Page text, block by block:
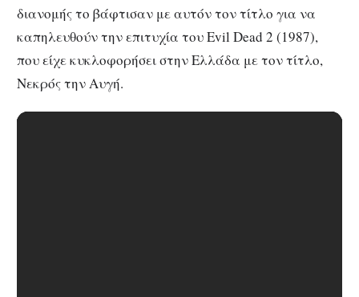
διανομής το βάφτισαν με αυτόν τον τίτλο για να
καπηλευθούν την επιτυχία του Evil Dead 2 (1987),
που είχε κυκλοφορήσει στην Ελλάδα με τον τίτλο,
Νεκρός την Αυγή.